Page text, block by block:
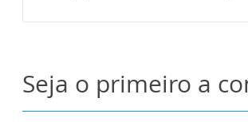
Seja o primeiro a